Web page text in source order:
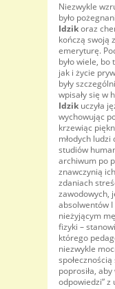
Niezwykle
było
Idzikoraz
kończą swoją
emeryturę.
było wiele,
jak i życie
były
wpisały się w
Idzik uczyła
wychowując
krzewiąc
młodych
studiów
archiwum po
znawczynią
zdaniach
zawodowych,
absolwentów
nieżyjącym
fizyki –
którego
niezwykle
poprosiła,
odpowiedzi”